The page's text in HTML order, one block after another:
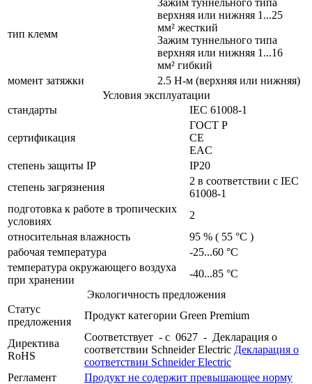
тип клемм
Зажим туннельного типа
верхняя или нижняя 1...25
мм² жесткий
Зажим туннельного типа
верхняя или нижняя 1...16
мм² гибкий
момент затяжки
2.5 Н-м (верхняя или нижняя)
Условия эксплуатации
стандарты
IEC 61008-1
сертификация
ГОСТ Р
CE
EAC
cтепень защиты IP
IP20
степень загрязнения
2 в соответствии с IEC
61008-1
подготовка к работе в тропических
условиях
2
относительная влажность
95 % ( 55 °C )
рабочая температура
-25...60 °C
температура окружающего воздуха
при хранении
-40...85 °C
Экологичность предложения
Статус
предложения
Продукт категории Green Premium
Директива
RoHS
Соответствует - с 0627 - Декларация о
соответствии Schneider Electric Декларация о
соответствии Schneider Electric
Регламент
Продукт не содержит превышающее норму